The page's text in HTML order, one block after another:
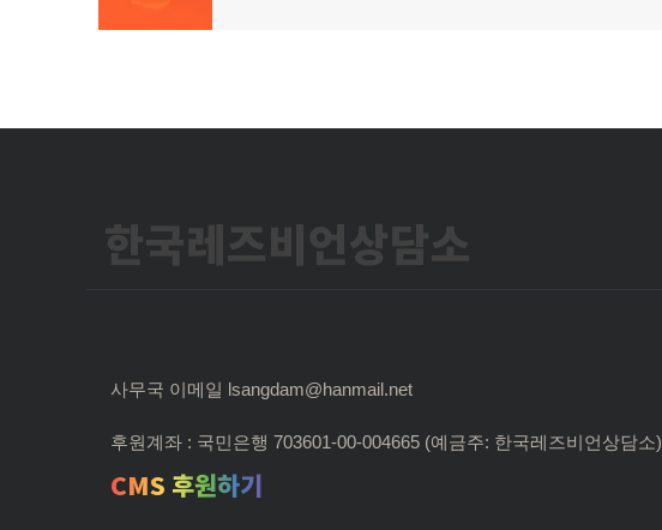
색
한국레즈비언상담소
사무국 이메일 lsangdam@hanmail.net
후원계좌 : 국민은행 703601-00-004665 (예금주: 한국레즈비언상담소)
CMS 후원하기